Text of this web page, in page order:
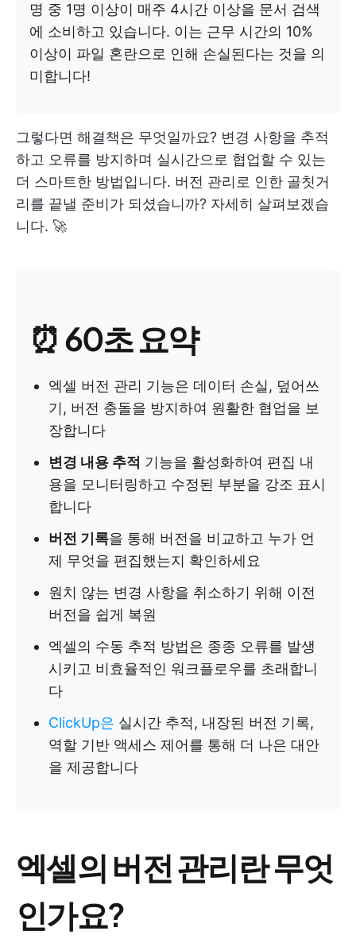
명 중 1명 이상이 매주 4시간 이상을 문서 검색
에 소비하고 있습니다. 이는 근무 시간의 10%
이상이 파일 혼란으로 인해 손실된다는 것을 의
미합니다!
그렇다면 해결책은 무엇일까요? 변경 사항을 추적
하고 오류를 방지하며 실시간으로 협업할 수 있는
더 스마트한 방법입니다. 버전 관리로 인한 골칫거
리를 끝낼 준비가 되셨습니까? 자세히 살펴보겠습
니다. 🚀
⏰60초 요약
엑셀 버전 관리 기능은 데이터 손실, 덮어쓰
기, 버전 충돌을 방지하여 원활한 협업을 보
장합니다
변경 내용 추적 기능을 활성화하여 편집 내
용을 모니터링하고 수정된 부분을 강조 표시
합니다
버전 기록을 통해 버전을 비교하고 누가 언
제 무엇을 편집했는지 확인하세요
원치 않는 변경 사항을 취소하기 위해 이전
버전을 쉽게 복원
엑셀의 수동 추적 방법은 종종 오류를 발생
시키고 비효율적인 워크플로우를 초래합니
다
ClickUp은 실시간 추적, 내장된 버전 기록,
역할 기반 액세스 제어를 통해 더 나은 대안
을 제공합니다
엑셀의 버전 관리란 무엇
인가요?